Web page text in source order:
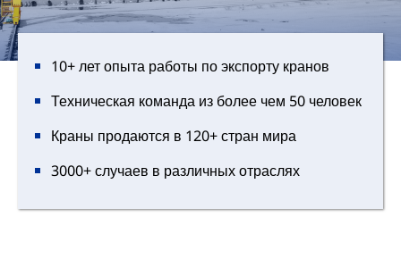
10+ лет опыта работы по экспорту кранов
Техническая команда из более чем 50 человек
Краны продаются в 120+ стран мира
3000+ случаев в различных отраслях